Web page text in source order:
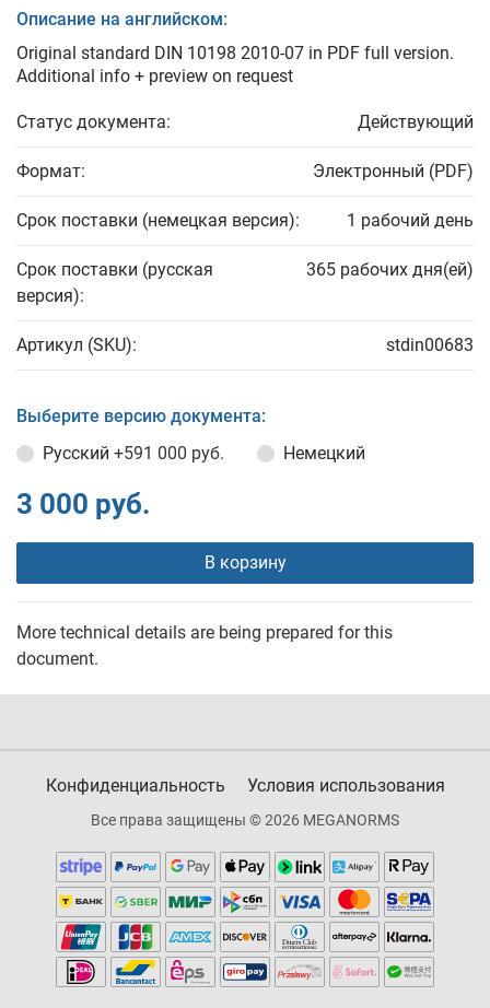
Описание на английском:
Original standard DIN 10198 2010-07 in PDF full version.
Additional info + preview on request
Статус документа: Действующий
Формат: Электронный (PDF)
Срок поставки (немецкая версия): 1 рабочий день
Срок поставки (русская
версия):
365 рабочих дня(ей)
Артикул (SKU): stdin00683
Выберите версию документа:
Русский +591 000 руб. Немецкий
3 000 руб.
В корзину
More technical details are being prepared for this
document.
Конфиденциальность Условия использования
Все права защищены © 2026 MEGANORMS